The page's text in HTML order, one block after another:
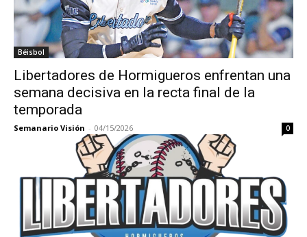
Béisbol
Libertadores de Hormigueros enfrentan una
semana decisiva en la recta final de la
temporada
Semanario Visión - 04/15/2026 0